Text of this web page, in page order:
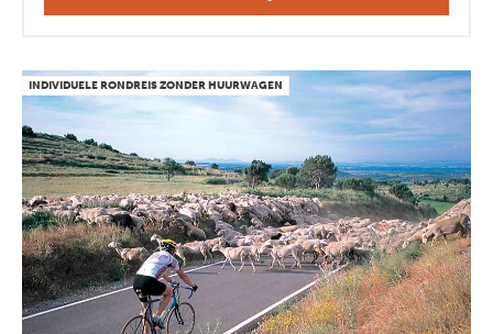
INDIVIDUELE RONDREIS ZONDER HUURWAGEN